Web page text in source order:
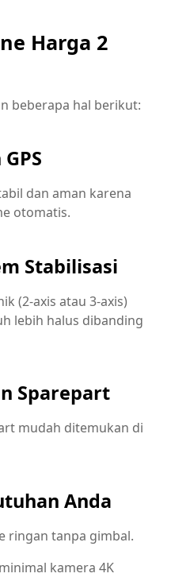
Harga 2
beberapa hal berikut:
dan aman karena
otomatis.
Stabilisasi
(2-axis atau 3-axis)
lebih halus dibanding
Sparepart
mudah ditemukan di
Anda
ringan tanpa gimbal.
kamera 4K